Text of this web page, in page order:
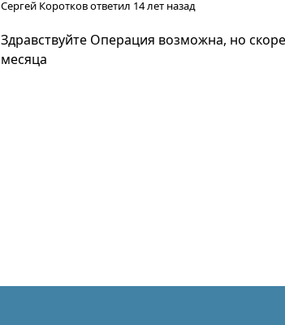
Сергей Коротковответил 14 лет назад
Здравствуйте Операция возможна, но
месяца